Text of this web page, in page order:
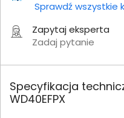
Sprawdź wszystkie
Zapytaj eksperta
Zadaj pytanie
Specyfikacja
WD40EFPX